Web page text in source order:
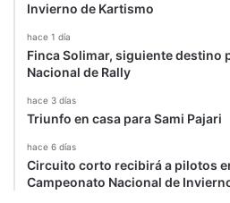
Invierno de Kartismo
hace 1 día
Finca Solimar, siguiente destino
Nacional de Rally
hace 3 días
Triunfo en casa para Sami Pajari
hace 6 días
Circuito corto recibirá a pilotos
Campeonato Nacional de